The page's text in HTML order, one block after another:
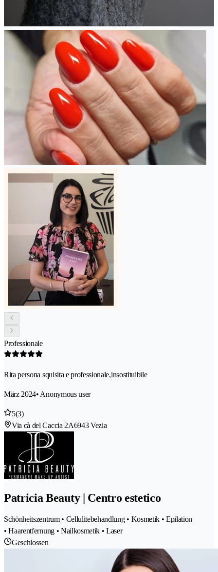
Professionale
Rita persona squisita e professionale,insostituibile
März 2024• Anonymous user
5(3)
Via cà del Caccia 2A6943 Vezia
Patricia Beauty | Centro estetico
Schönheitszentrum • Cellulitebehandlung • Kosmetik • Epilation
• Haarentfernung • Nailkosmetik • Laser
Geschlossen